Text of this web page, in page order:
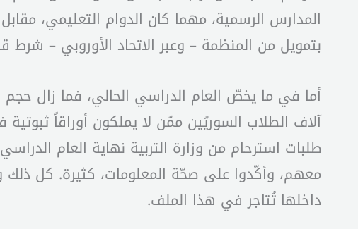
بتمويل من المنظمة – وعبر الاتحاد الأوروبي –
أما في ما يخصّ العام الدراسي الحالي، فما زال
آلاف الطلاب السوريّين ممّن لا يملكون أوراقاً
طلبات استرحام من وزارة التربية نهاية العام
معهم، وأكّدوا على صحّة المعلومات، كثيرة. كل
داخلها تُتاجر في هذا الملف.